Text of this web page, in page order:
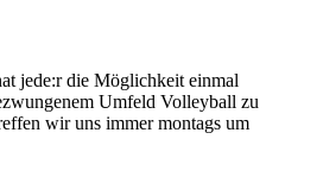
jede:r die Möglichkeit einmal
Umfeld Volleyball zu
wir uns immer montags um